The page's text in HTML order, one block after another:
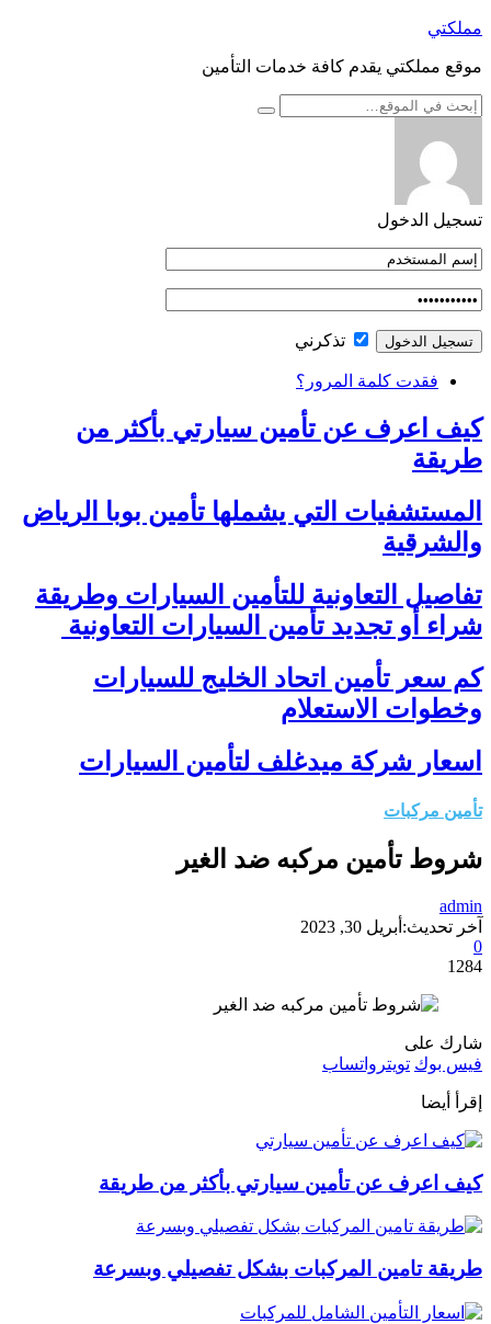
التجاوز
المحتوى
مملكتي
موقع مملكتي يقدم كافة خدمات التأمين
تسجيل الدخول
تذكرني
فقدت كلمة المرور؟
كيف اعرف عن تأمين سيارتي بأكثر من
طريقة
المستشفيات التي يشملها تأمين بوبا الرياض
والشرقية
تفاصيل التعاونية للتأمين السيارات وطريقة
شراء أو تجديد تأمين السيارات التعاونية
كم سعر تأمين اتحاد الخليج للسيارات
وخطوات الاستعلام
اسعار شركة ميدغلف لتأمين السيارات
تأمين مركبات
شروط تأمين مركبه ضد الغير
admin
آخر تحديث: أبريل 30, 2023
0
1284
شارك على
فيس بوك تويتر واتساب
إقرأ أيضا
كيف اعرف عن تأمين سيارتي بأكثر من طريقة
طريقة تامين المركبات بشكل تفصيلي وبسرعة